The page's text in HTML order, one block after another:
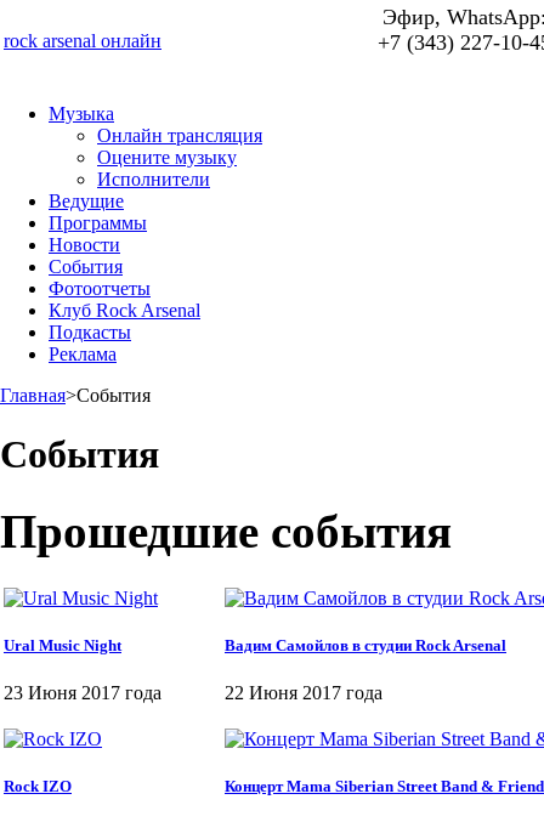
rock arsenal онлайн
Эфир,
+7 (343) 227-10-
Музыка
Онлайн трансляция
Оцените музыку
Исполнители
Ведущие
Программы
Новости
События
Фотоотчеты
Клуб Rock Arsenal
Подкасты
Реклама
Главная>События
События
Прошедшие события
Ural Music Night
23 Июня 2017 года
Вадим Самойлов в студии Rock Arsenal
22 Июня 2017 года
Rock IZO Концерт Mama Siberian Street Band &